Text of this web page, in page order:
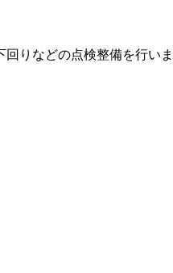
りなどの点検整備を行いま